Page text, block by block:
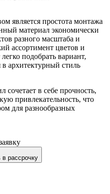
является простота монтажа
материал экономически
разного масштаба и
ассортимент цветов и
подобрать вариант,
архитектурный стиль
сочетает в себе прочность,
привлекательность, что
для разнообразных
в рассрочку